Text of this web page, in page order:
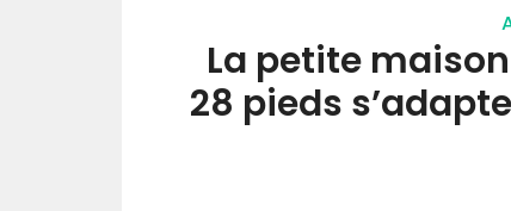
La petite
28 pieds